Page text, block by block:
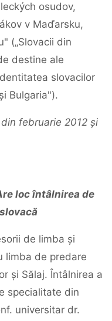
osudov,
v Maďarsku,
(„Slovacii din
destine ale
slovacilor
Bulgaria").
februarie 2012 și
loc întâlnirea de
de limba și
limba de predare
și Sălaj. Întâlnirea a
specialitate din
universitar dr.